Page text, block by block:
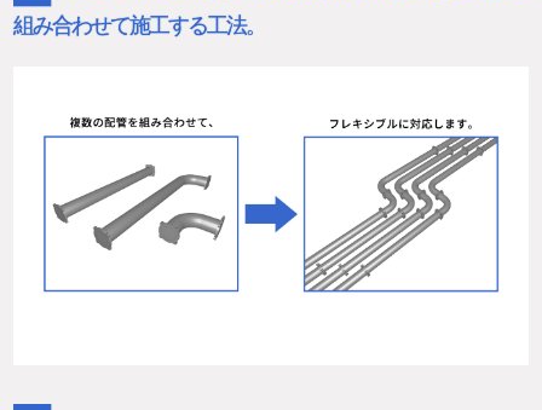
組み合わせて施工する工法。